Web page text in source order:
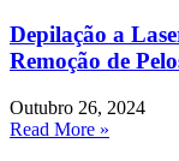
Depilação a
Remoção de
Outubro 26, 2024
Read More »